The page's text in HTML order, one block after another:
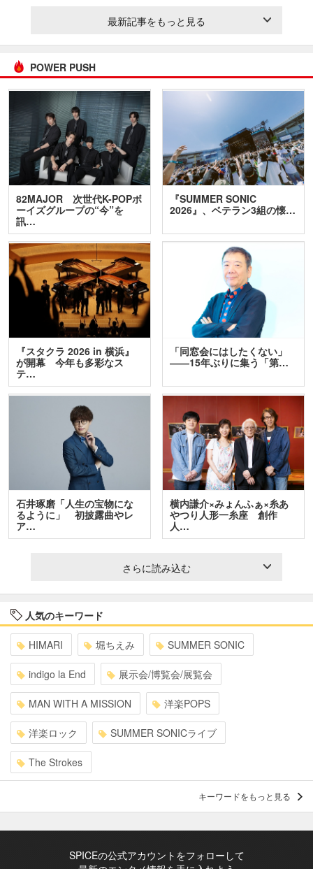
最新記事をもっと見る
POWER PUSH
82MAJOR 次世代K-POPボ
ーイズグループの“今”を
訊…
『SUMMER SONIC
2026』、ベテラン3組の懐…
『スタクラ 2026 in 横浜』
が開幕 今年も多彩なス
テ…
「同窓会にはしたくない」
――15年ぶりに集う「第…
石井琢磨「人生の宝物にな
るように」 初披露曲やレ
ア…
横内謙介×みょんふぁ×糸あ
やつり人形一糸座 創作
人…
さらに読み込む
人気のキーワード
HIMARI 堀ちえみ SUMMER SONIC
indigo la End 展示会/博覧会/展覧会
MAN WITH A MISSION 洋楽POPS
洋楽ロック SUMMER SONICライブ
The Strokes
キーワードをもっと見る
SPICEの公式アカウントをフォローして